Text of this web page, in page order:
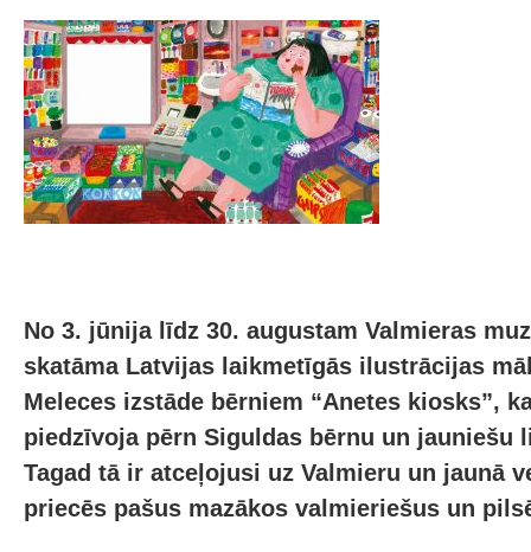
No 3. jūnija līdz 30. augustam Valmieras
skatāma Latvijas laikmetīgās ilustrācijas
Meleces izstāde bērniem “Anetes kiosks”,
piedzīvoja pērn Siguldas bērnu un jauniešu
Tagad tā ir atceļojusi uz Valmieru un jaunā
priecēs pašus mazākos valmieriešus un